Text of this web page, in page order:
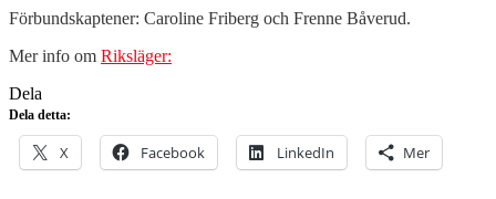
Förbundskaptener: Caroline Friberg och Frenne Båverud.
Mer info om Riksläger:
Dela
Dela detta:
X Facebook LinkedIn Mer